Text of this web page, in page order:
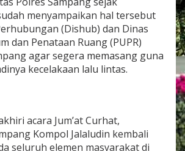
menyampaikan hal tersebut
(Dishub) dan Dinas
dan Penataan Ruang (PUPR)
agar segera memasang guna
kecelakaan lalu lintas.
acara Jum’at Curhat,
Kompol Jalaludin kembali
seluruh elemen masyarakat di